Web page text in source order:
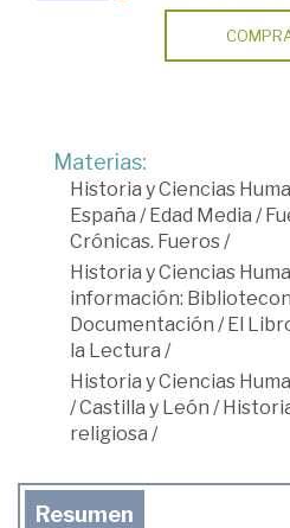
Materias:
Historia y Ciencias
España /Edad Media /
Crónicas. Fueros /
Historia y Ciencias
información:
Documentación /El
la Lectura /
Historia y Ciencias
/Castilla y León /
religiosa /
Resumen